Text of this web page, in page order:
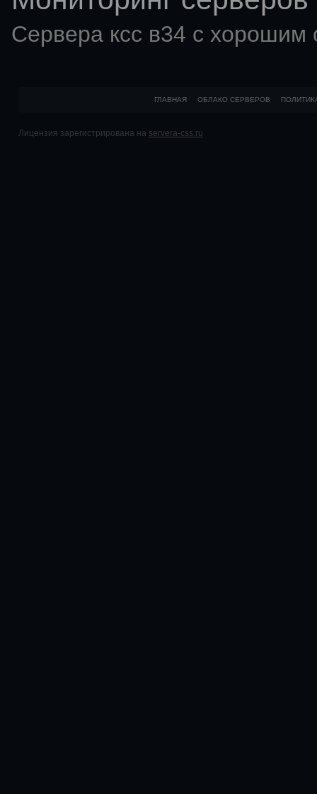
Сервера ксс в34 с хорошим
ГЛАВНАЯ ОБЛАКО СЕРВЕРОВ
Лицензия зарегистрирована на servera-css.ru